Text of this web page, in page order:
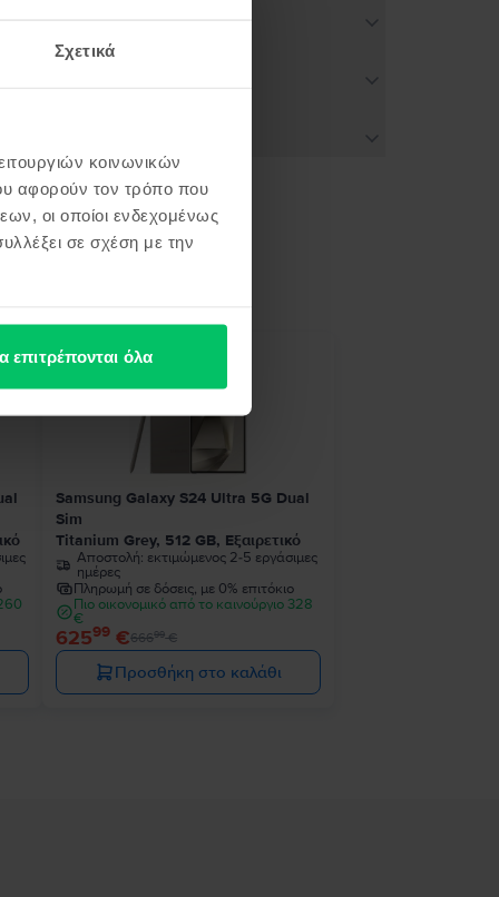
Σχετικά
κοινωνικών
αφορούν τον τρόπο που
οι οποίοι ενδεχομένως
σε σχέση με την
επιτρέπονται όλα
- 41 €
Samsung Galaxy S24 Ultra 5G Dual
Sim
Titanium Grey, 512 GB, Εξαιρετικό
Αποστολή: εκτιμώμενος 2-5 εργάσιμες
ημέρες
Πληρωμή σε δόσεις, με 0% επιτόκιο
Πιο οικονομικό από το καινούργιο 328
€
62599 €66699€
Προσθήκη στο καλάθι